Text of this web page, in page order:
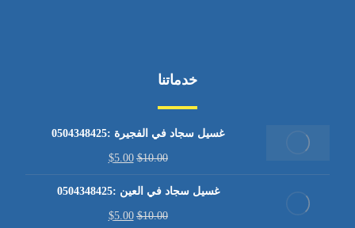
خدماتنا
غسيل سجاد في الفجيرة :0504348425
$10.00
$5.00
غسيل سجاد في العين :0504348425
$10.00
$5.00